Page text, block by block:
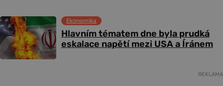
Hlavním tématem dne byla prudká
eskalace napětí mezi USA a Íránem
Ekonomika
REKLAMA